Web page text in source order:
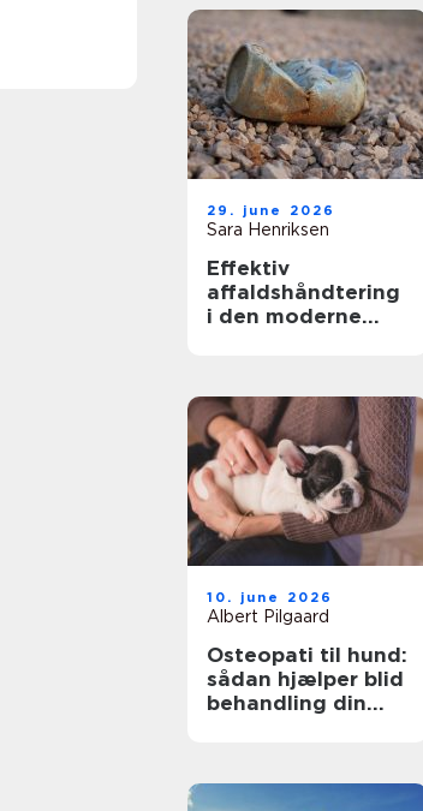
29. june 2026
Sara Henriksen
Effektiv
affaldshåndtering
i den moderne
10. june 2026
Albert Pilgaard
Osteopati til hund:
sådan hjælper blid
behandling din